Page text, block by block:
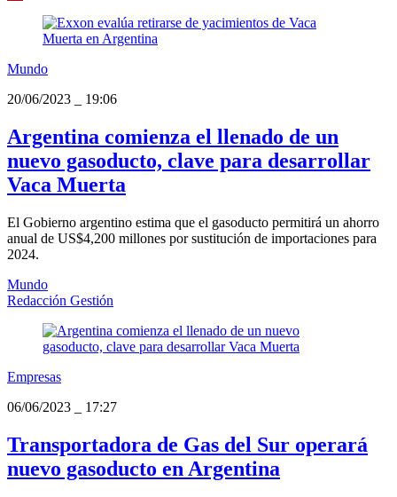
Mundo
20/06/2023
19:06
Argentina comienza el llenado de un
nuevo gasoducto, clave para desarrollar
Vaca Muerta
El Gobierno argentino estima que el gasoducto permitirá un ahorro
anual de US$4,200 millones por sustitución de importaciones para
2024.
Mundo
Redacción Gestión
Empresas
06/06/2023
17:27
Transportadora de Gas del Sur operará
nuevo gasoducto en Argentina